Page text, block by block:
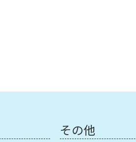
その他